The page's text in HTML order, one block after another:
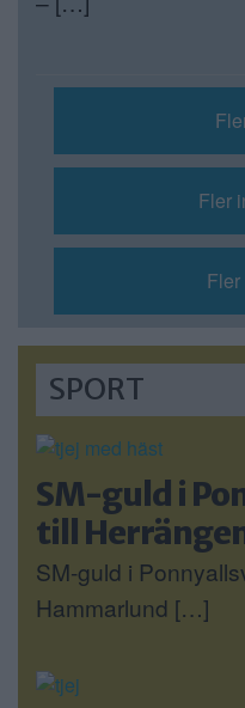
Fler
Fler
SPORT
SM-guld i
till
SM-guld i
Hammarlund […]